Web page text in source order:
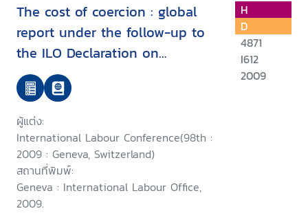
The cost of coercion : global
report under the follow-up to
the ILO Declaration on
Fundamental Principles and
Rights at Work : International
Labour Conference, 98th
Session 2009
ผู้แต่ง:
International Labour Conference(98th :
2009 : Geneva, Switzerland)
สถานที่พิมพ์:
Geneva : International Labour Office,
2009.
H
D
4871
I612
2009